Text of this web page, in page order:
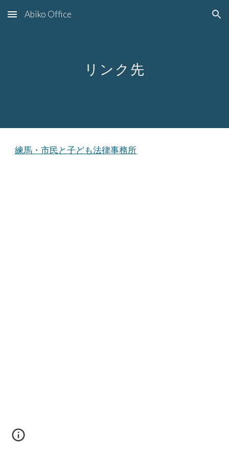
Skip to main content Skip to navigation
Abiko Office
リンク先
練馬・市民と子ども法律事務所